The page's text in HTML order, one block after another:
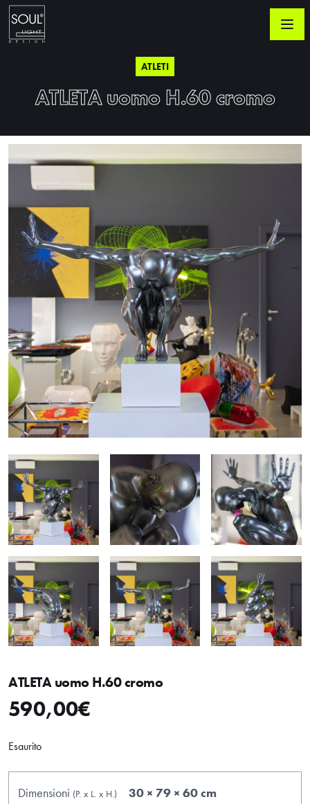
ATLETI
ATLETA uomo H.60 cromo
ATLETA uomo H.60 cromo
590,00€
Esaurito
Dimensioni (P. x L. x H.) 30 × 79 × 60 cm